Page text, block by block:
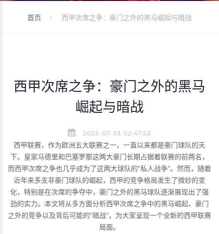
首页 西甲次席之争：豪门之外的黑马崛起与暗战
西甲次席之争：豪门之外的黑马
崛起与暗战
2025-07-03 02:47:53
西甲联赛，作为欧洲五大联赛之一，一直以来都是豪门球队的天
下。皇家马德里和巴塞罗那这两大豪门长期占据着联赛的前两名，
而西甲次席之争也几乎成为了这两大球队的“私人战争”。然而，随着
近年来多支非豪门球队的崛起，西甲的竞争格局发生了微妙的变
化，特别是在次席的争夺中，豪门之外的黑马球队逐渐展现出了强
劲的实力。本文将从多方面分析西甲次席之争中的黑马崛起、豪门
之外的竞争以及背后可能的“暗战”，为大家呈现一个全新的西甲联赛
局面。